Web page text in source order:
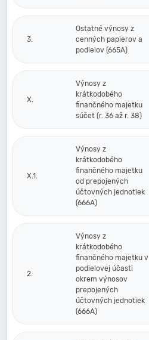
3.
Ostatné výnosy z
cenných papierov a
podielov (665A)
X.
Výnosy z
krátkodobého
finančného majetku
súčet (r. 36 až r. 38)
X.1.
Výnosy z
krátkodobého
finančného majetku
od prepojených
účtovných jednotiek
(666A)
2.
Výnosy z
krátkodobého
finančného majetku v
podielovej účasti
okrem výnosov
prepojených
účtovných jednotiek
(666A)